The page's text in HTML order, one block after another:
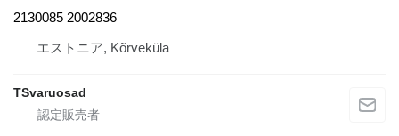
2130085 2002836
エストニア, Kõrveküla
TSvaruosad